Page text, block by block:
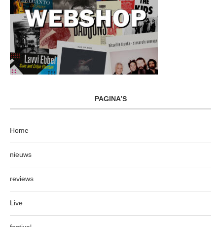
PAGINA’S
Home
nieuws
reviews
Live